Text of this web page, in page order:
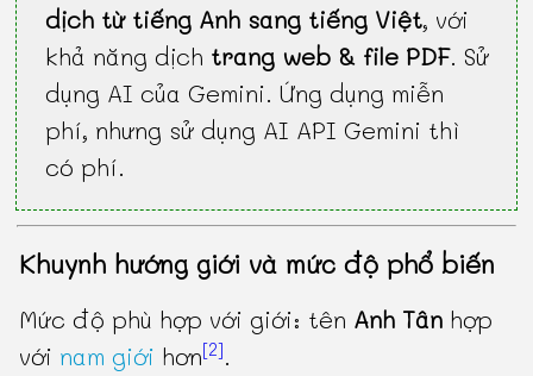
dịch từ tiếng Anh sang tiếng Việt, với
khả năng dịch trang web & file PDF. Sử
dụng AI của Gemini. Ứng dụng miễn
phí, nhưng sử dụng AI API Gemini thì
có phí.
Khuynh hướng giới và mức độ phổ biến
Mức độ phù hợp với giới: tên Anh Tân hợp
với nam giới hơn[2].